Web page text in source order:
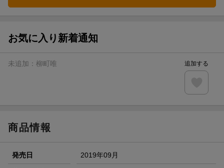
お気に入り新着通知
未追加： 柳町唯 追加する
商品情報
発売日 2019年09月